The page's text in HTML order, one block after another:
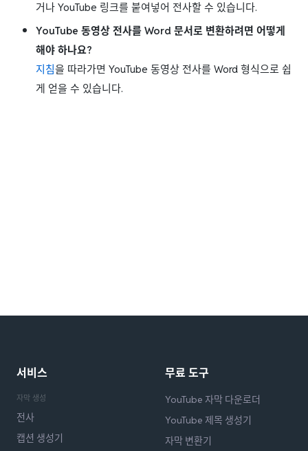
거나 YouTube 링크를 붙여넣어 전사할 수 있습니다.
YouTube 동영상 전사를 Word 문서로 변환하려면 어떻게
해야 하나요?
지침을 따라가면 YouTube 동영상 전사를 Word 형식으로 쉽
게 얻을 수 있습니다.
서비스
자막 생성
전사
캡션 생성기
무료 도구
YouTube 자막 다운로더
YouTube 제목 생성기
자막 변환기